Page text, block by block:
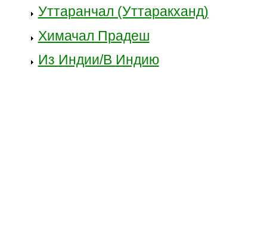
Уттаранчал (Уттаракханд)
Химачал Прадеш
Из Индии/В Индию